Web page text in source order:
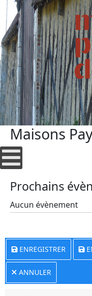
Maisons
Prochains
Aucun évènement
ENREGISTRER
ANNULER